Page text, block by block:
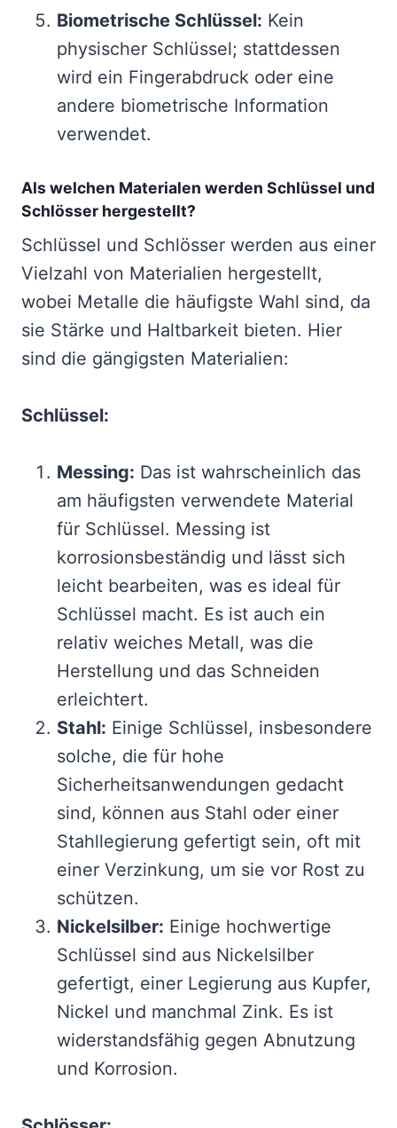
Biometrische Schlüssel: Kein
physischer Schlüssel; stattdessen
wird ein Fingerabdruck oder eine
andere biometrische Information
verwendet.
Als welchen Materialen werden Schlüssel und
Schlösser hergestellt?
Schlüssel und Schlösser werden aus einer
Vielzahl von Materialien hergestellt,
wobei Metalle die häufigste Wahl sind, da
sie Stärke und Haltbarkeit bieten. Hier
sind die gängigsten Materialien:
Schlüssel:
Messing: Das ist wahrscheinlich das
am häufigsten verwendete Material
für Schlüssel. Messing ist
korrosionsbeständig und lässt sich
leicht bearbeiten, was es ideal für
Schlüssel macht. Es ist auch ein
relativ weiches Metall, was die
Herstellung und das Schneiden
erleichtert.
Stahl: Einige Schlüssel, insbesondere
solche, die für hohe
Sicherheitsanwendungen gedacht
sind, können aus Stahl oder einer
Stahllegierung gefertigt sein, oft mit
einer Verzinkung, um sie vor Rost zu
schützen.
Nickelsilber: Einige hochwertige
Schlüssel sind aus Nickelsilber
gefertigt, einer Legierung aus Kupfer,
Nickel und manchmal Zink. Es ist
widerstandsfähig gegen Abnutzung
und Korrosion.